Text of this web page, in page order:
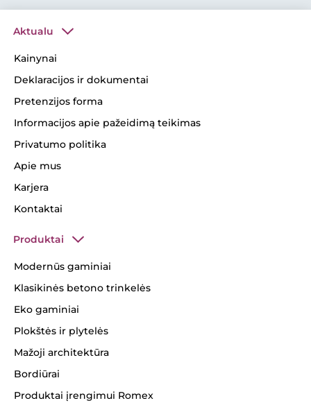
Aktualu
Kainynai
Deklaracijos ir dokumentai
Pretenzijos forma
Informacijos apie pažeidimą teikimas
Privatumo politika
Apie mus
Karjera
Kontaktai
Produktai
Modernūs gaminiai
Klasikinės betono trinkelės
Eko gaminiai
Plokštės ir plytelės
Mažoji architektūra
Bordiūrai
Produktai įrengimui Romex